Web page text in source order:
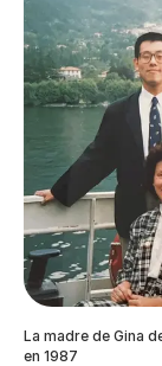
La madre de Gina
en 1987